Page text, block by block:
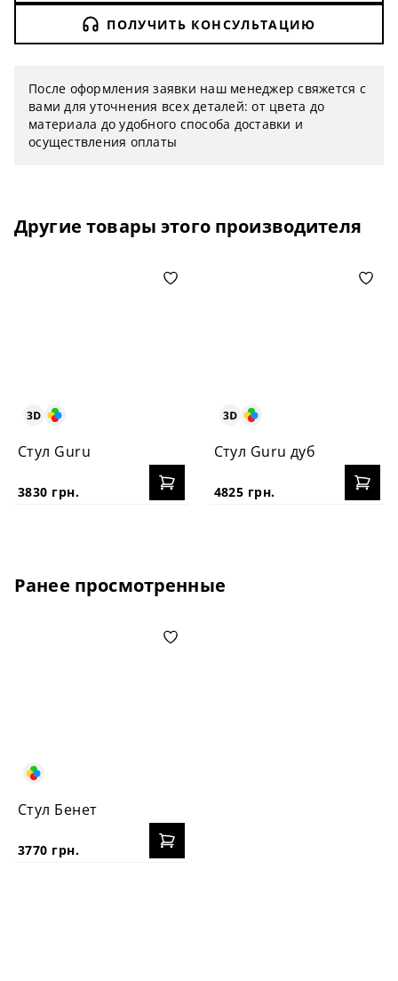
ПОЛУЧИТЬ КОНСУЛЬТАЦИЮ
После оформления заявки наш менеджер свяжется с
вами для уточнения всех деталей: от цвета до
материала до удобного способа доставки и
осуществления оплаты
Другие товары этого производителя
Стул Guru
3830 грн.
Стул Guru дуб
4825 грн.
Ранее просмотренные
Стул Бенет
3770 грн.